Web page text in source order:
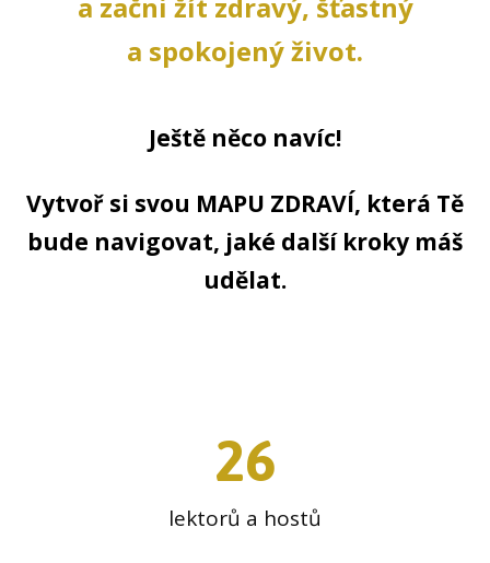
a spokojený život.
Ještě něco navíc!
Vytvoř si svou MAPU ZDRAVÍ, která Tě
bude navigovat, jaké další kroky máš
udělat.
26
lektorů a hostů